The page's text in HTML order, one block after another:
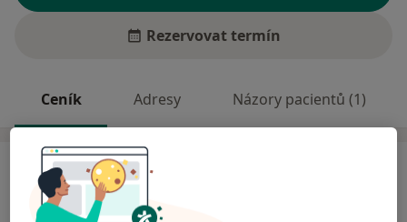
Rezervovat termín
Ceník Adresy Názory pacientů (1)
Ceník
Informace o službách a cenách nejsou k dispozici